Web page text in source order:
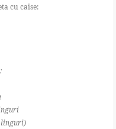
cu caise:
linguri)